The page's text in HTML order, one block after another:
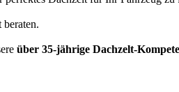
über 35-jährige Dachzelt-